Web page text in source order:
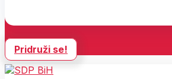
Pridruži se!